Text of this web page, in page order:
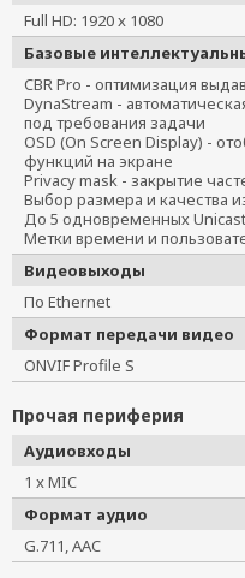
Full HD: 1920 x 1080
Базовые
CBR Pro - оптимизация
DynaStream -
под требования задачи
OSD (On Screen Display) -
функций на экране
Privacy mask - закрытие
Выбор размера и качества
До 5 одновременных
Метки времени и
Видеовыходы
По Ethernet
Формат передачи видео
ONVIF Profile S
Прочая периферия
Аудиовходы
1 x MIC
Формат аудио
G.711, AAC